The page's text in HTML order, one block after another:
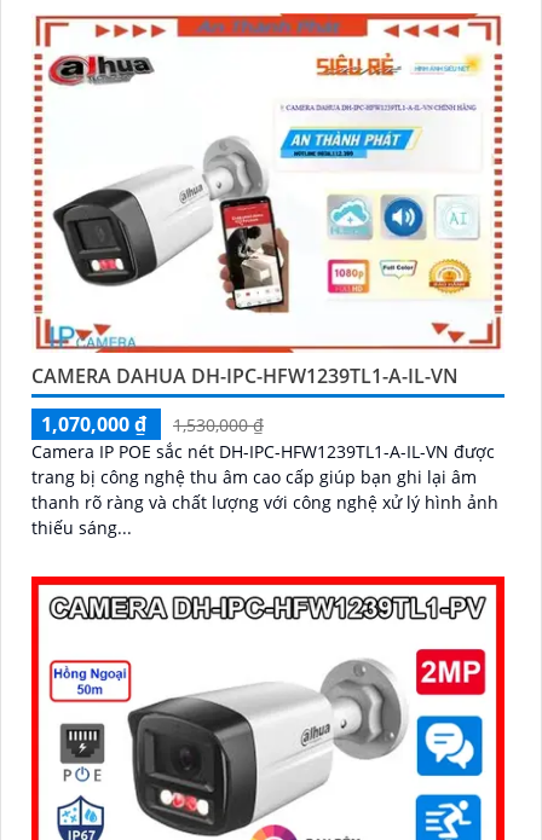
dụng hoàn thiện hệ thống giám sát an toàn
CAMERA DAHUA DH-IPC-HFW1239TL1-A-IL-VN
1,070,000 ₫
1,530,000 ₫
Camera IP POE sắc nét DH-IPC-HFW1239TL1-A-IL-VN được
trang bị công nghệ thu âm cao cấp giúp bạn ghi lại âm
thanh rõ ràng và chất lượng với công nghệ xử lý hình ảnh
thiếu sáng...